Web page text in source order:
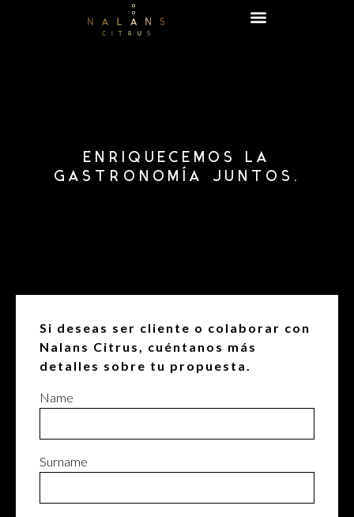
ENRIQUECEMOS LA
GASTRONOMÍA JUNTOS.
Si deseas ser cliente o colaborar con
Nalans Citrus, cuéntanos más
detalles sobre tu propuesta.
Name
Surname